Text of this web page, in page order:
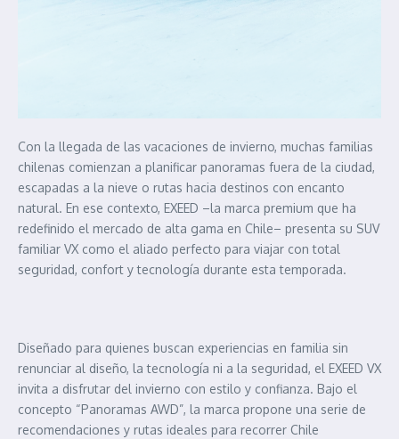
Con la llegada de las vacaciones de invierno, muchas familias
chilenas comienzan a planificar panoramas fuera de la ciudad,
escapadas a la nieve o rutas hacia destinos con encanto
natural. En ese contexto, EXEED –la marca premium que ha
redefinido el mercado de alta gama en Chile– presenta su SUV
familiar VX como el aliado perfecto para viajar con total
seguridad, confort y tecnología durante esta temporada.
Diseñado para quienes buscan experiencias en familia sin
renunciar al diseño, la tecnología ni a la seguridad, el EXEED VX
invita a disfrutar del invierno con estilo y confianza. Bajo el
concepto “Panoramas AWD”, la marca propone una serie de
recomendaciones y rutas ideales para recorrer Chile